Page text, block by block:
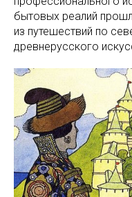
бытовых реалий
из путешествий по
древнерусского